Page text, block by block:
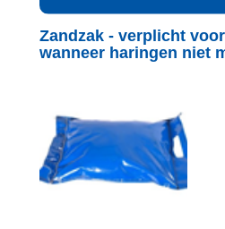
Zandzak - verplicht
wanneer haringen niet